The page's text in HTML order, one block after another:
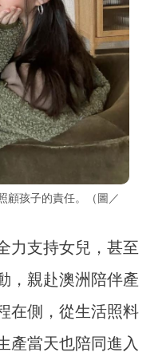
顧孩子的責任。（圖／
力支持女兒，甚至
，親赴澳洲陪伴產
在側，從生活照料
產當天也陪同進入